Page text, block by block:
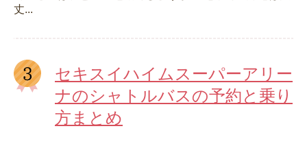
丈...
セキスイハイムスーパーアリー
ナのシャトルバスの予約と乗り
方まとめ